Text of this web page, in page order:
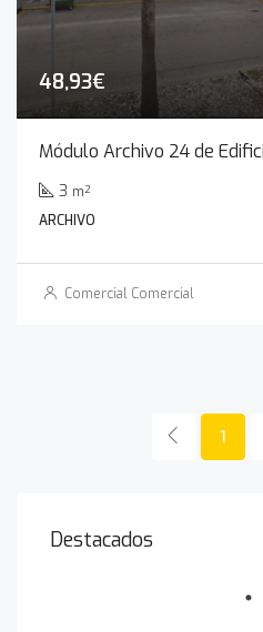
48,93€
Módulo Archivo 24 de
3 m²
ARCHIVO
Comercial Comercial
1
Destacados